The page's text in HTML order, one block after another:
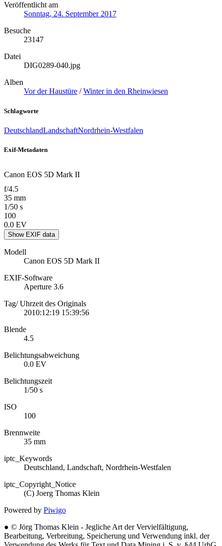
Veröffentlicht am
Sonntag, 24. September 2017
Besuche
23147
Datei
DIG0289-040.jpg
Alben
Vor der Haustüre /Winter in den Rheinwiesen
Schlagworte
DeutschlandLandschaftNordrhein-Westfalen
Exif-Metadaten
Canon EOS 5D Mark II
f/4.5
35 mm
1/50 s
100
0.0 EV
Show EXIF data
Modell
Canon EOS 5D Mark II
EXIF-Software
Aperture 3.6
Tag/ Uhrzeit des Originals
2010:12:19 15:39:56
Blende
4.5
Belichtungsabweichung
0.0 EV
Belichtungszeit
1/50 s
ISO
100
Brennweite
35 mm
iptc_Keywords
Deutschland, Landschaft, Nordrhein-Westfalen
iptc_Copyright_Notice
(C) Joerg Thomas Klein
Powered by Piwigo
● © Jörg Thomas Klein - Jegliche Art der Vervielfältigung,
Bearbeitung, Verbreitung, Speicherung und Verwendung inkl. der